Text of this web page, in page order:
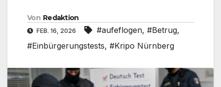
Von Redaktion
FEB. 16, 2026 #aufeflogen, #Betrug,
#Einbürgerungstests, #Kripo Nürnberg